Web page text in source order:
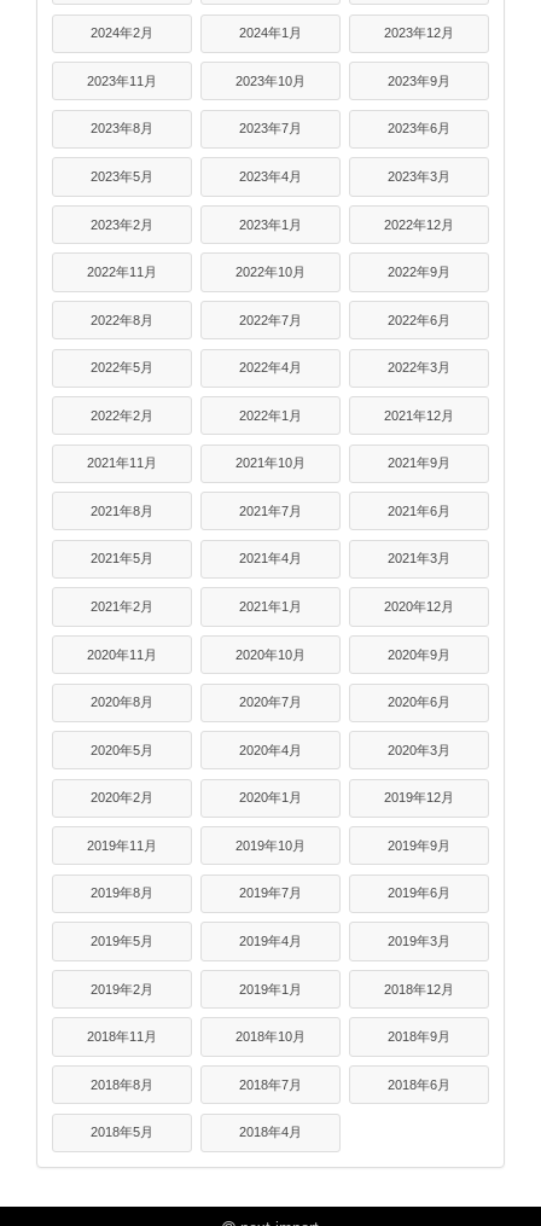
2024年2月 2024年1月 2023年12月
2023年11月 2023年10月 2023年9月
2023年8月 2023年7月 2023年6月
2023年5月 2023年4月 2023年3月
2023年2月 2023年1月 2022年12月
2022年11月 2022年10月 2022年9月
2022年8月 2022年7月 2022年6月
2022年5月 2022年4月 2022年3月
2022年2月 2022年1月 2021年12月
2021年11月 2021年10月 2021年9月
2021年8月 2021年7月 2021年6月
2021年5月 2021年4月 2021年3月
2021年2月 2021年1月 2020年12月
2020年11月 2020年10月 2020年9月
2020年8月 2020年7月 2020年6月
2020年5月 2020年4月 2020年3月
2020年2月 2020年1月 2019年12月
2019年11月 2019年10月 2019年9月
2019年8月 2019年7月 2019年6月
2019年5月 2019年4月 2019年3月
2019年2月 2019年1月 2018年12月
2018年11月 2018年10月 2018年9月
2018年8月 2018年7月 2018年6月
2018年5月 2018年4月